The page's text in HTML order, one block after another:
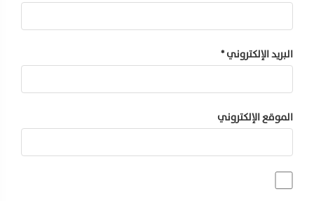
البريد الإلكتروني*
الموقع الإلكتروني